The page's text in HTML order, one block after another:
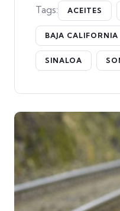
Tags: ACEITES
BAJA CALIFORNIA
SINALOA